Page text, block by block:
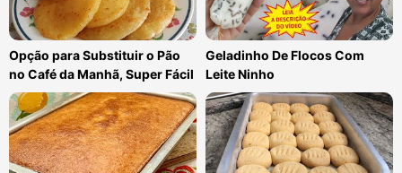
Opção para Substituir o Pão
no Café da Manhã, Super Fácil
Geladinho De Flocos Com
Leite Ninho